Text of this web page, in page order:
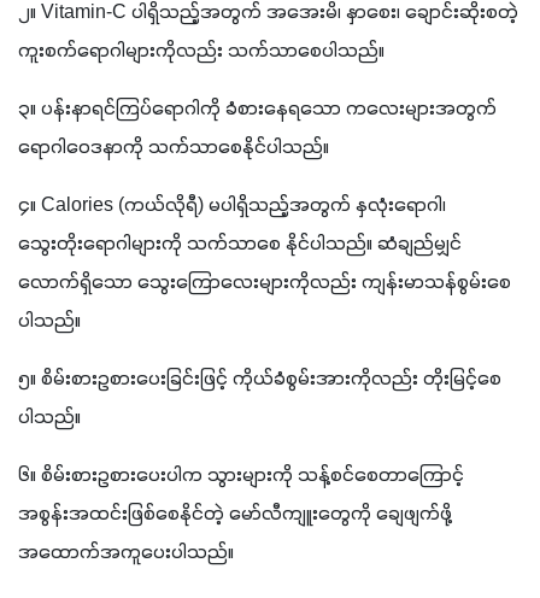
၂။ Vitamin-C ပါရှိသည့်အတွက် အအေးမိ၊ နှာစေး၊ ချောင်းဆိုးစတဲ့
ကူးစက်ရောဂါများကိုလည်း သက်သာစေပါသည်။
၃။ ပန်းနာရင်ကြပ်ရောဂါကို ခံစားနေရသော ကလေးများအတွက်
ရောဂါဝေဒနာကို သက်သာစေနိုင်ပါသည်။
၄။ Calories (ကယ်လိုရီ) မပါရှိသည့်အတွက် နှလုံးရောဂါ၊
သွေးတိုးရောဂါများကို သက်သာစေ နိုင်ပါသည်။ ဆံချည်မျှင်
လောက်ရှိသော သွေးကြောလေးများကိုလည်း ကျန်းမာသန်စွမ်းစေ
ပါသည်။
၅။ စိမ်းစားဥစားပေးခြင်းဖြင့် ကိုယ်ခံစွမ်းအားကိုလည်း တိုးမြင့်စေ
ပါသည်။
၆။ စိမ်းစားဥစားပေးပါက သွားများကို သန့်စင်စေတာကြောင့်
အစွန်းအထင်းဖြစ်စေနိုင်တဲ့ မော်လီကျူးတွေကို ချေဖျက်ဖို့
အထောက်အကူပေးပါသည်။